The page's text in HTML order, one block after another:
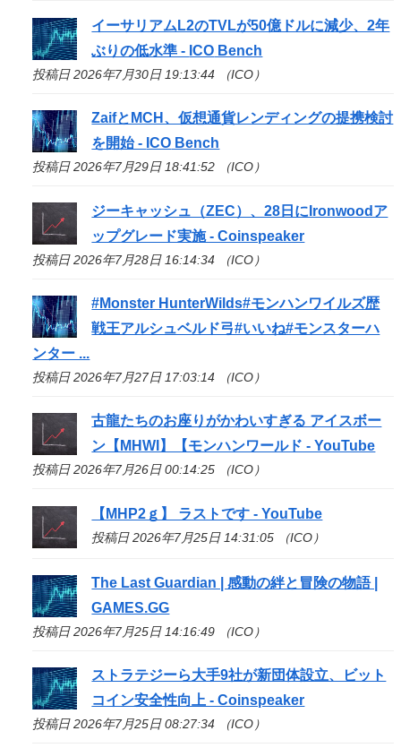
イーサリアムL2のTVLが50億ドルに減少、2年
ぶりの低水準 - ICO Bench
投稿日 2026年7月30日 19:13:44 （ICO）
ZaifとMCH、仮想通貨レンディングの提携検討
を開始 - ICO Bench
投稿日 2026年7月29日 18:41:52 （ICO）
ジーキャッシュ（ZEC）、28日にIronwoodア
ップグレード実施 - Coinspeaker
投稿日 2026年7月28日 16:14:34 （ICO）
#Monster HunterWilds#モンハンワイルズ歴
戦王アルシュベルド弓#いいね#モンスターハ
ンター ...
投稿日 2026年7月27日 17:03:14 （ICO）
古龍たちのお座りがかわいすぎる アイスボー
ン【MHWI】【モンハンワールド - YouTube
投稿日 2026年7月26日 00:14:25 （ICO）
【MHP2ｇ】 ラストです - YouTube
投稿日 2026年7月25日 14:31:05 （ICO）
The Last Guardian | 感動の絆と冒険の物語 |
GAMES.GG
投稿日 2026年7月25日 14:16:49 （ICO）
ストラテジーら大手9社が新団体設立、ビット
コイン安全性向上 - Coinspeaker
投稿日 2026年7月25日 08:27:34 （ICO）